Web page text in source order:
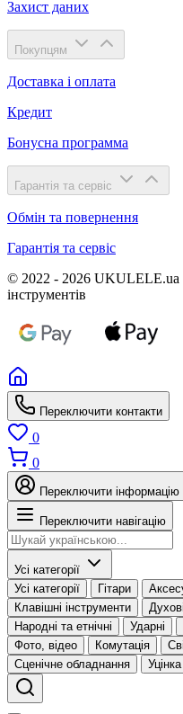
Захист даних
Покупцям
Доставка і оплата
Кредит
Бонусна программа
Гарантія та сервіс
Обмін та повернення
Гарантія та сервіс
© 2022 - 2026 UKULELE.ua
інструментів
Переключити контакти
0
0
Переключити інформацію
Переключити навігацію
Усі категорії
Усі категорії
Гітари
Клавішні інструменти
Народні та етнічні
Ударні
Фото, відео
Комутація
Сценічне обладнання
Уцінка